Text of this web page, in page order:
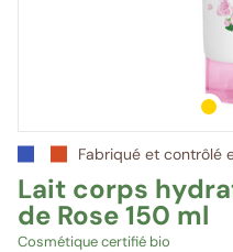
1sur 3
Fabriqué et contrôlé
Lait corps
de Rose 150 ml
Cosmétique certifié bio